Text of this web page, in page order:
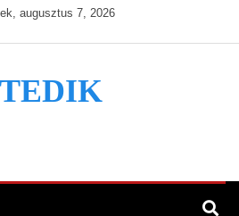
augusztus 7, 2026